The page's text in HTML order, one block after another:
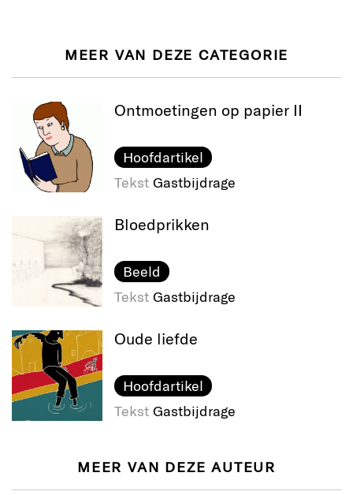
MEER VAN DEZE CATEGORIE
Ontmoetingen op papier II
Hoofdartikel
Tekst Gastbijdrage
Bloedprikken
Beeld
Tekst Gastbijdrage
Oude liefde
Hoofdartikel
Tekst Gastbijdrage
MEER VAN DEZE AUTEUR